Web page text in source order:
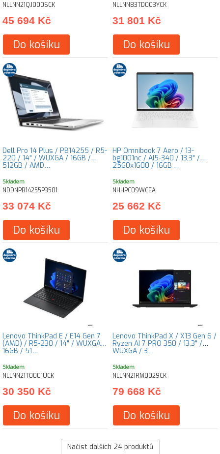
NLLNN21QJ000SCK
45 694 Kč
Do košíku
NLLNN83TD003YCK
31 801 Kč
Do košíku
Dell Pro 14 Plus / PB14255 / R5-
220 / 14" / WUXGA / 16GB /
512GB / AMD…
Skladem
NDDNPB14255P3501
33 074 Kč
Do košíku
HP Omnibook 7 Aero / 13-
bg1001nc / AI5-340 / 13,3" /
2560x1600 / 16GB …
Skladem
NHHPC09WCEA
25 662 Kč
Do košíku
Lenovo ThinkPad E / E14 Gen 7
(AMD) / R5-230 / 14" / WUXGA /
16GB / 51…
Skladem
NLLNN21T0001UCK
30 350 Kč
Do košíku
Lenovo ThinkPad X / X13 Gen 6 /
Ryzen AI 7 PRO 350 / 13,3" /
WUXGA / 3…
Skladem
NLLNN21RM0029CK
79 668 Kč
Do košíku
Načíst dalších 24produktů